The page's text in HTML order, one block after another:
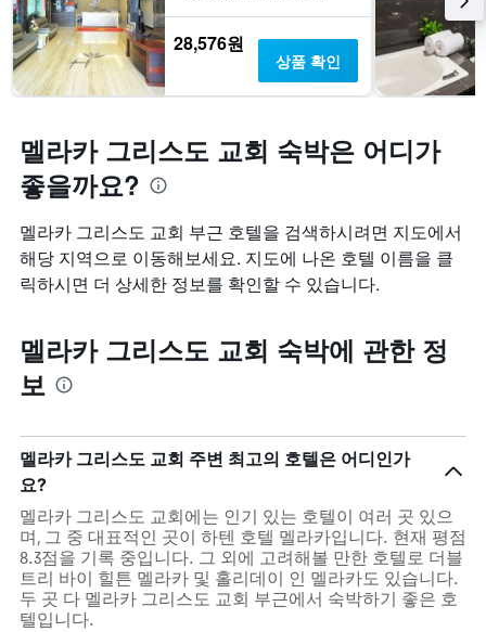
28,576원
상품 확인
멜라카 그리스도 교회 숙박은 어디가
좋을까요?
멜라카 그리스도 교회 부근 호텔을 검색하시려면 지도에서
해당 지역으로 이동해보세요. 지도에 나온 호텔 이름을 클
릭하시면 더 상세한 정보를 확인할 수 있습니다.
멜라카 그리스도 교회 숙박에 관한 정
보
멜라카 그리스도 교회 주변 최고의 호텔은 어디인가
요?
멜라카 그리스도 교회에는 인기 있는 호텔이 여러 곳 있으
며, 그 중 대표적인 곳이 하텐 호텔 멜라카입니다. 현재 평점
8.3점을 기록 중입니다. 그 외에 고려해볼 만한 호텔로 더블
트리 바이 힐튼 멜라카 및 홀리데이 인 멜라카도 있습니다.
두 곳 다 멜라카 그리스도 교회 부근에서 숙박하기 좋은 호
텔입니다.